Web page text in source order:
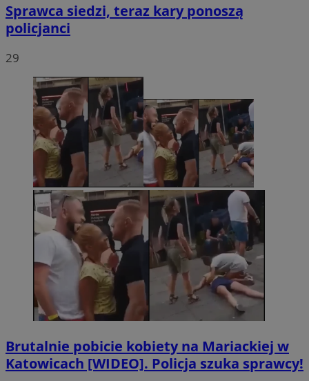
Sprawca siedzi, teraz kary ponoszą
policjanci
29
Brutalnie pobicie kobiety na Mariackiej w
Katowicach [WIDEO]. Policja szuka sprawcy!